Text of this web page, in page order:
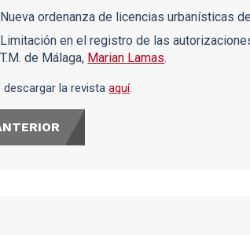
Nueva ordenanza de licencias urbanísticas
Limitación en el registro de las
T.M. de Málaga, Marian Lamas.
descargar la revistaaquí.